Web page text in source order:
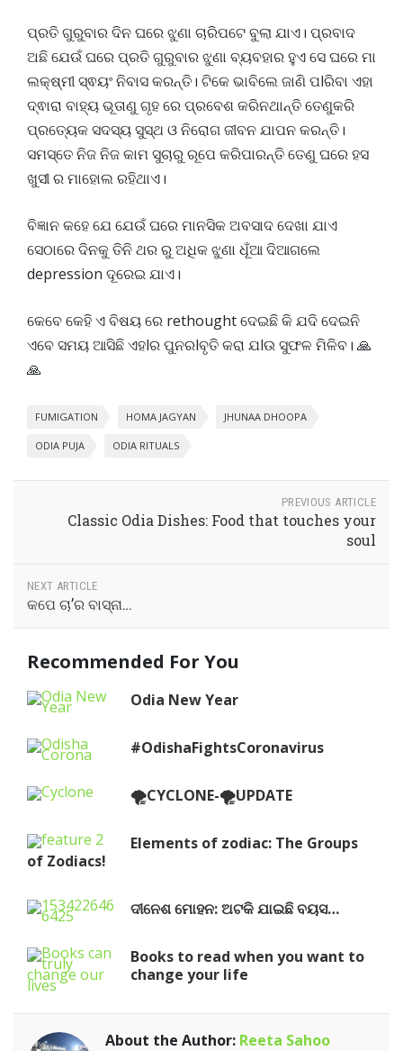
ପ୍ରତି ଗୁରୁବାର ଦିନ ଘରେ ଝୁଣା ଚାରିପଟେ ବୁଲା ଯାଏ। ପ୍ରବାଦ
ଅଛି ଯେଉଁ ଘରେ ପ୍ରତି ଗୁରୁବାର ଝୁଣା ବ୍ୟବହାର ହୁଏ ସେ ଘରେ ମା
ଲକ୍ଷ୍ମୀ ସ୍ଵୟଂ ନିବାସ କରନ୍ତି। ଟିକେ ଭାବିଲେ ଜାଣି ପlରିବା ଏହା
ଦ୍ଵାରା ବାହ୍ୟ ଭୂତାଣୁ ଗୃହ ରେ ପ୍ରବେଶ କରିନଥାନ୍ତି ତେଣୁକରି
ପ୍ରତ୍ୟେକ ସଦସ୍ୟ ସୁସ୍ଥ ଓ ନିରୋଗ ଜୀବନ ଯାପନ କରନ୍ତି।
ସମସ୍ତେ ନିଜ ନିଜ କାମ ସୁଚାରୁ ରୂପେ କରିପାରନ୍ତି ତେଣୁ ଘରେ ହସ
ଖୁସୀ ର ମାହୋଲ ରହିଥାଏ।
ବିଜ୍ଞାନ କହେ ଯେ ଯେଉଁ ଘରେ ମାନସିକ ଅବସାଦ ଦେଖା ଯାଏ
ସେଠାରେ ଦିନକୁ ତିନି ଥର ରୁ ଅଧିକ ଝୁଣା ଧୂଁଆ ଦିଆଗଲେ
depression ଦୂରେଇ ଯାଏ।
କେବେ କେହି ଏ ବିଷୟ ରେ rethought ଦେଇଛି କି ଯଦି ଦେଇନି
ଏବେ ସମୟ ଆସିଛି ଏହlର ପୁନରlବୃତି କରା ଯlଉ ସୁଫଳ ମିଳିବ। 🙏
🙏
FUMIGATION HOMA JAGYAN JHUNAA DHOOPA
ODIA PUJA ODIA RITUALS
PREVIOUS ARTICLE
Classic Odia Dishes: Food that touches your
soul
NEXT ARTICLE
କପେ ଚା’ର ବାସ୍ନା…
Recommended For You
Odia New Year
#OdishaFightsCoronavirus
🌪️CYCLONE-🌪️UPDATE
Elements of zodiac: The Groups
of Zodiacs!
ଦୀନେଶ ମୋହନ: ଅଟକି ଯାଇଛି ବୟସ…
Books to read when you want to
change your life
About the Author: Reeta Sahoo